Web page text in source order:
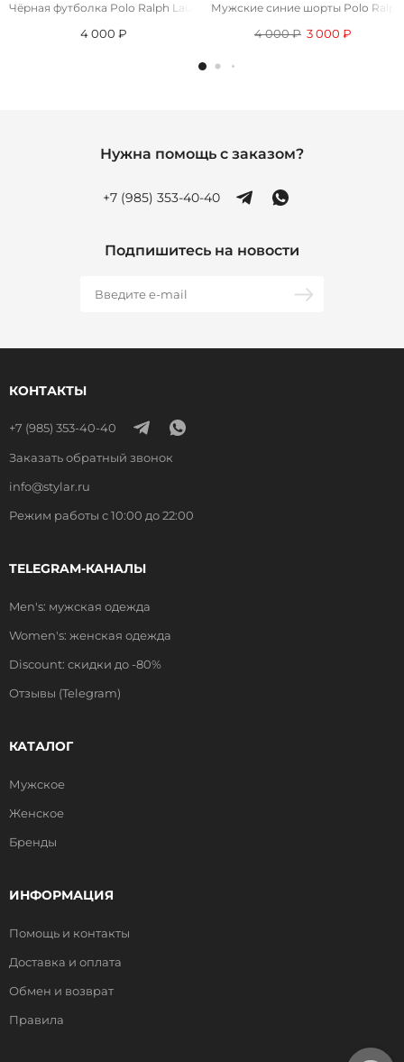
Чёрная футболка Роlо Ralрh Lаurеn "Bear"
4 000 ₽
Мужские синие шорты Роlо Ralрh
4 000 ₽ 3 000 ₽
Нужна помощь с заказом?
+7 (985) 353-40-40
Подпишитесь на новости
КОНТАКТЫ
+7 (985) 353-40-40
Заказать обратный звонок
info@stylar.ru
Режим работы с 10:00 до 22:00
TELEGRAM-КАНАЛЫ
Men's: мужская одежда
Women's: женская одежда
Discount: скидки до -80%
Отзывы (Telegram)
КАТАЛОГ
Мужское
Женское
Бренды
ИНФОРМАЦИЯ
Помощь и контакты
Доставка и оплата
Обмен и возврат
Правила